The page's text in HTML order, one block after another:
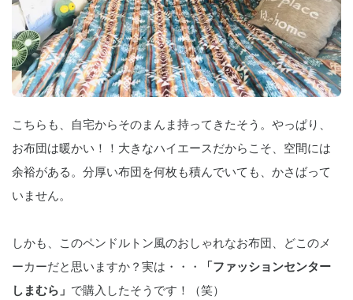
こちらも、自宅からそのまんま持ってきたそう。やっぱり、
お布団は暖かい！！大きなハイエースだからこそ、空間には
余裕がある。分厚い布団を何枚も積んでいても、かさばって
いません。
しかも、このペンドルトン風のおしゃれなお布団、どこのメ
ーカーだと思いますか？実は・・・
「ファッションセンター
しまむら」 で購入したそうです！（笑）